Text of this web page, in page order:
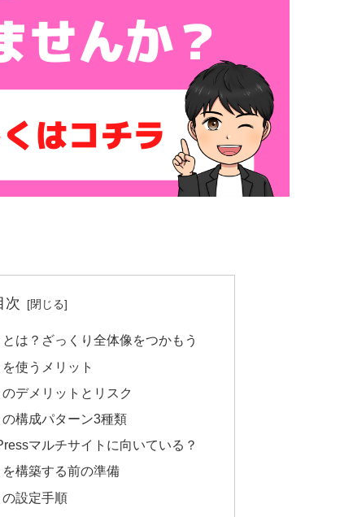
次
は？ざっくり全体像をつかもう
使うメリット
デメリットとリスク
構成パターン3種類
マルチサイトに向いている？
構築する前の準備
設定手順